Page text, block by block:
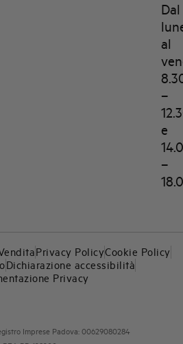
Dal
al
–
e
–
Privacy PolicyCookie Policy
Dichiarazione accessibilità
Privacy
Imprese Padova: 00629080284